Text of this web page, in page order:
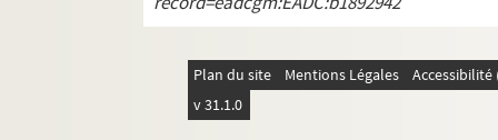
Plan du site Mentions Légales
v 31.1.0